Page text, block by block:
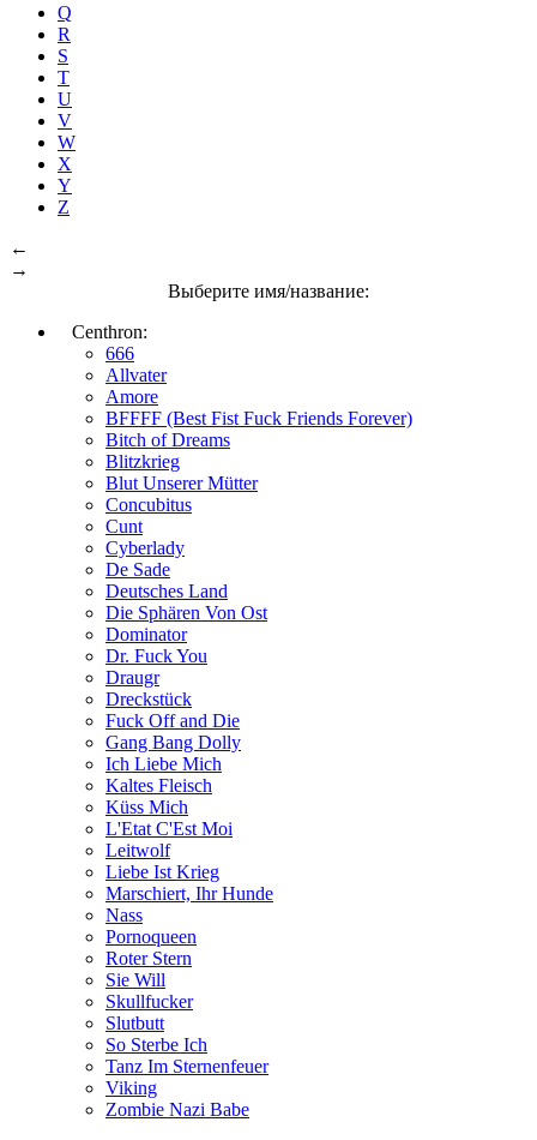
Q
R
S
T
U
V
W
X
Y
Z
←
→
Выберите имя/название:
Centhron:
666
Allvater
Amore
BFFFF (Best Fist Fuck Friends Forever)
Bitch of Dreams
Blitzkrieg
Blut Unserer Mütter
Concubitus
Cunt
Cyberlady
De Sade
Deutsches Land
Die Sphären Von Ost
Dominator
Dr. Fuck You
Draugr
Dreckstück
Fuck Off and Die
Gang Bang Dolly
Ich Liebe Mich
Kaltes Fleisch
Küss Mich
L'Etat C'Est Moi
Leitwolf
Liebe Ist Krieg
Marschiert, Ihr Hunde
Nass
Pornoqueen
Roter Stern
Sie Will
Skullfucker
Slutbutt
So Sterbe Ich
Tanz Im Sternenfeuer
Viking
Zombie Nazi Babe